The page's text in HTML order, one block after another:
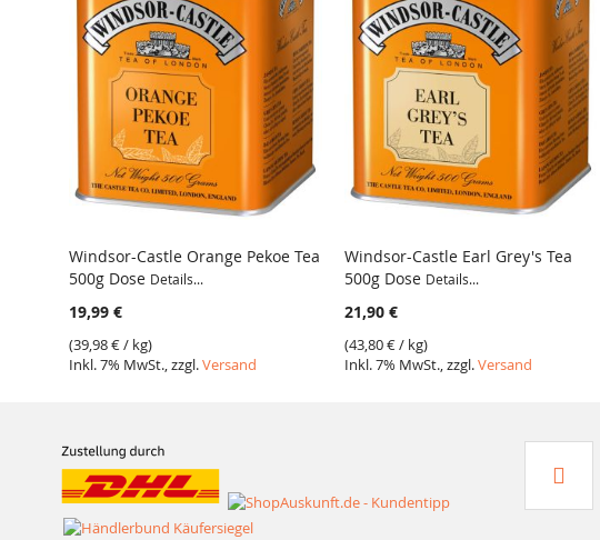
Windsor-Castle Orange Pekoe Tea
500g Dose Details...
19,99 €
(39,98 €/ kg)
Inkl. 7% MwSt., zzgl.Versand
Windsor-Castle Earl Grey's Tea
500g Dose Details...
21,90 €
(43,80 €/ kg)
Inkl. 7% MwSt., zzgl.Versand